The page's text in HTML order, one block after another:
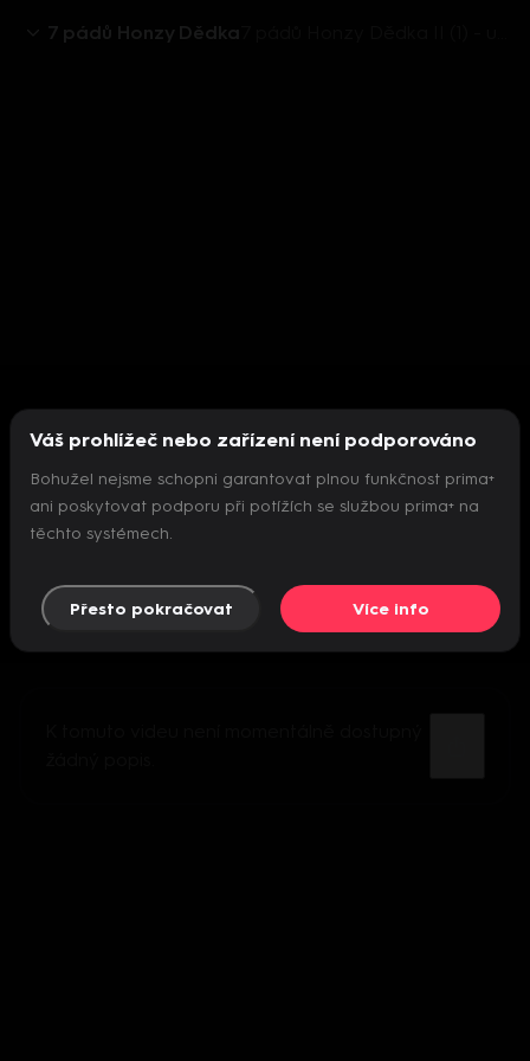
7 pádů Honzy Dědka
Nepodařilo se inicializovat přehrávač
Váš prohlížeč nebo zařízení není podporováno
Bohužel nejsme schopni garantovat plnou funkčnost prima+
ani poskytovat podporu při potížích se službou prima+ na
těchto systémech.
Přesto pokračovat Více info